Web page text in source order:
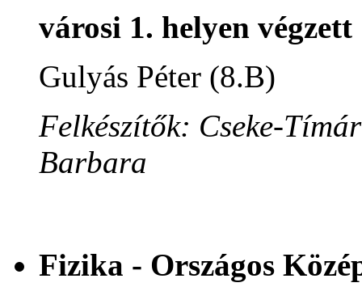
városi 1. helyen végzett
Gulyás Péter (8.B)
Felkészítők: Cseke-
Barbara
Fizika - Országos